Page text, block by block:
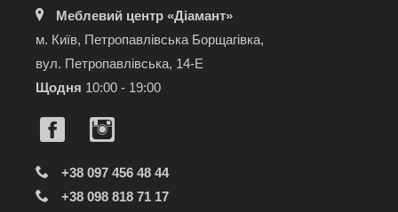
Меблевий центр «Діамант»
м. Київ, Петропавлівська Борщагівка,
вул. Петропавлівська, 14-Е
Щодня 10:00 - 19:00
+38 097 456 48 44
+38 098 818 71 17